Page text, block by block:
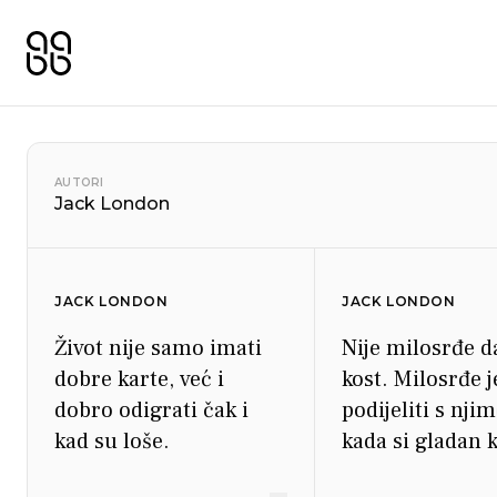
AUTORI
Jack London
JACK LONDON
Život nije samo imati
dobre karte, već i
dobro odigrati čak i
kad su loše.
JACK LONDON
Nije milosrđe
kost. Milosrđe
podijeliti s
kada si gladan